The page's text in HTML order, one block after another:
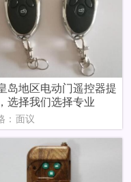
岛地区电动门遥控器提
选择我们选择专业
：面议